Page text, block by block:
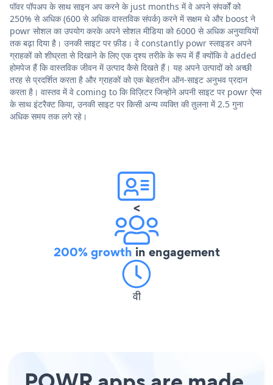
पॉवर पॉपअप के साथ साइन अप करने के just months में वे अपने संपर्कों को
250% से अधिक (600 से अधिक वास्तविक संपर्क) करने में सक्षम थे और boost ने
powr सोशल का उपयोग करके अपने सोशल मीडिया को 6000 से अधिक अनुयायियों
तक बढ़ा दिया है। उनकी साइट पर फ़ीड। वे constantly powr स्लाइडर अपने
ग्राहकों को शीघ्रता से दिखाने के लिए एक दृश्य तरीके के रूप में हैं क्योंकि वे added
होमपेज हैं कि वास्तविक जीवन में उत्पाद कैसे दिखते हैं। यह अपने उत्पादों को अच्छी
तरह से प्रदर्शित करता है और ग्राहकों को एक बेहतरीन ऑन-साइट अनुभव प्रदान
करता है। वास्तव में वे coming to कि विज़िटर जिन्होंने अपनी साइट पर powr ऐप्स
के साथ इंटरैक्ट किया, उनकी साइट पर किसी अन्य व्यक्ति की तुलना में 2.5 गुना
अधिक समय तक लगे रहे।
<
200% growth in engagement
वी